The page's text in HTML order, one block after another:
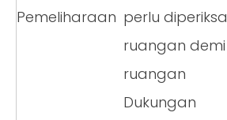
Pemeliharaan perlu diperiksa
ruangan demi
ruangan
Dukungan